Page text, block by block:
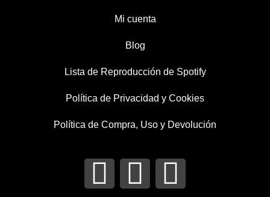
Mi cuenta
Blog
Lista de Reproducción de Spotify
Política de Privacidad y Cookies
Política de Compra, Uso y Devolución
I T F